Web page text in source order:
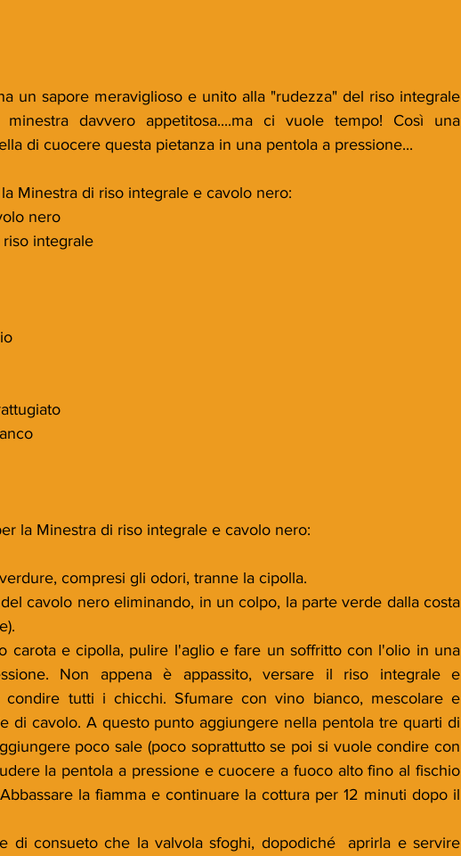
un sapore meraviglioso e unito alla "rudezza" del riso integrale
minestra davvero appetitosa....ma ci vuole tempo! Così una
di cuocere questa pietanza in una pentola a pressione...
Minestra di riso integrale e cavolo nero:
nero
integrale
la Minestra di riso integrale e cavolo nero:
compresi gli odori, tranne la cipolla.
cavolo nero eliminando, in un colpo, la parte verde dalla costa
carota e cipolla, pulire l'aglio e fare un soffritto con l'olio in una
Non appena è appassito, versare il riso integrale e
condire tutti i chicchi. Sfumare con vino bianco, mescolare e
di cavolo. A questo punto aggiungere nella pentola tre quarti di
poco sale (poco soprattutto se poi si vuole condire con
la pentola a pressione e cuocere a fuoco alto fino al fischio
la fiamma e continuare la cottura per 12 minuti dopo il
di consueto che la valvola sfoghi, dopodiché  aprirla e servire